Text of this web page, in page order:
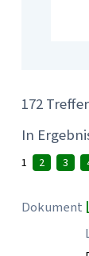
172
In
1 2 3
Dokument